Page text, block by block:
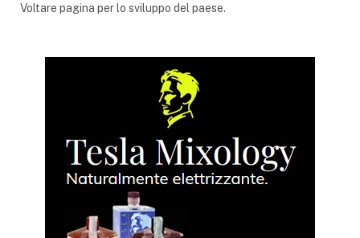
Voltare pagina per lo sviluppo del paese.